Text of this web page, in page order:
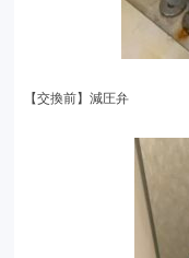
【交換前】減圧弁